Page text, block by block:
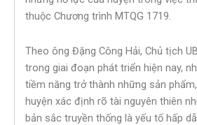
thuộc Chương trình MTQG 1719.
Theo ông Đặng Công Hải, Chủ tịch
trong giai đoạn phát triển hiện nay,
tiềm năng trở thành những sản
huyện xác định rõ tài nguyên thiên
bản sắc truyền thống là yếu tố hấp